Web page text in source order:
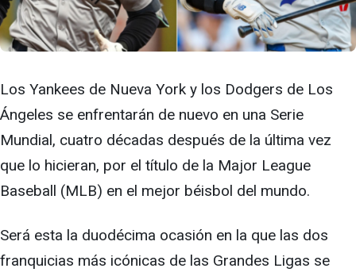
Los Yankees de Nueva York y los Dodgers de Los
Ángeles se enfrentarán de nuevo en una Serie
Mundial, cuatro décadas después de la última vez
que lo hicieran, por el título de la Major League
Baseball (MLB) en el mejor béisbol del mundo.
Será esta la duodécima ocasión en la que las dos
franquicias más icónicas de las Grandes Ligas se